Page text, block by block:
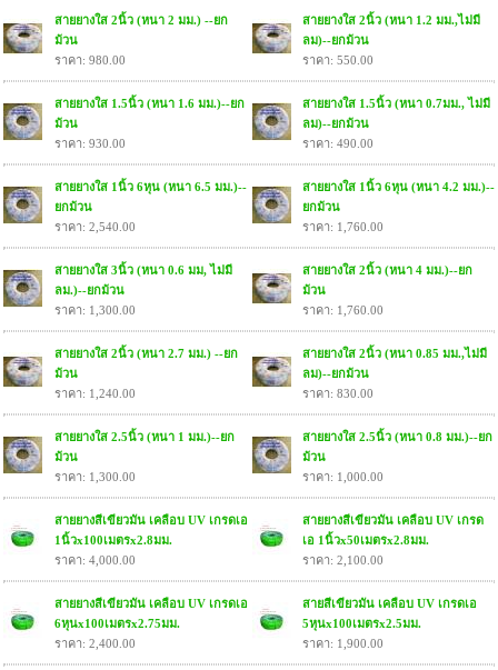
สายยางใส 2นิ้ว (หนา 2 มม.) --ยก
ม้วน
ราคา: 980.00
สายยางใส 2นิ้ว (หนา 1.2 มม.,ไม่มี
ลม)--ยกม้วน
ราคา: 550.00
สายยางใส 1.5นิ้ว (หนา 1.6 มม.)--ยก
ม้วน
ราคา: 930.00
สายยางใส 1.5นิ้ว (หนา 0.7มม., ไม่มี
ลม)--ยกม้วน
ราคา: 490.00
สายยางใส 1นิ้ว 6หุน (หนา 6.5 มม.)--
ยกม้วน
ราคา: 2,540.00
สายยางใส 1นิ้ว 6หุน (หนา 4.2 มม.)--
ยกม้วน
ราคา: 1,760.00
สายยางใส 3นิ้ว (หนา 0.6 มม, ไม่มี
ลม.)--ยกม้วน
ราคา: 1,300.00
สายยางใส 2นิ้ว (หนา 4 มม.)--ยก
ม้วน
ราคา: 1,760.00
สายยางใส 2นิ้ว (หนา 2.7 มม.) --ยก
ม้วน
ราคา: 1,240.00
สายยางใส 2นิ้ว (หนา 0.85 มม.,ไม่มี
ลม)--ยกม้วน
ราคา: 830.00
สายยางใส 2.5นิ้ว (หนา 1 มม.)--ยก
ม้วน
ราคา: 1,300.00
สายยางใส 2.5นิ้ว (หนา 0.8 มม.)--ยก
ม้วน
ราคา: 1,000.00
สายยางสีเขียวมัน เคลือบ UV เกรดเอ
1นิ้วx100เมตรx2.8มม.
ราคา: 4,000.00
สายยางสีเขียวมัน เคลือบ UV เกรด
เอ 1นิ้วx50เมตรx2.8มม.
ราคา: 2,100.00
สายยางสีเขียวมัน เคลือบ UV เกรดเอ
6หุนx100เมตรx2.75มม.
ราคา: 2,400.00
สายสีเขียวมัน เคลือบ UV เกรดเอ
5หุนx100เมตรx2.5มม.
ราคา: 1,900.00